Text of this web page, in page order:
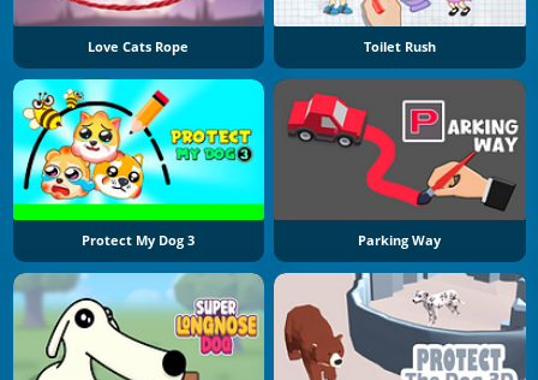
Love Cats Rope Toilet Rush
Protect My Dog 3 Parking Way